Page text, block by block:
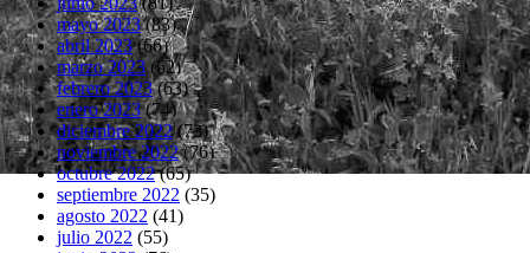
mayo 2023(83)
abril 2023(66)
marzo 2023(62)
febrero 2023(63)
enero 2023(74)
diciembre 2022(73)
noviembre 2022(76)
octubre 2022(65)
septiembre 2022 (35)
agosto 2022 (41)
julio 2022 (55)